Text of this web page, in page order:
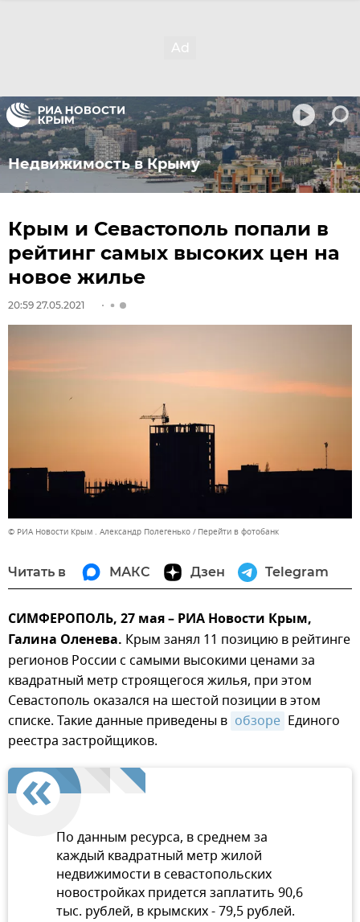
Недвижимость в Крыму
Крым и Севастополь попали в
рейтинг самых высоких цен на
новое жилье
20:59 27.05.2021
© РИА Новости Крым . Александр Полегенько Перейти в фотобанк
Читать в МАКС Дзен Telegram
СИМФЕРОПОЛЬ, 27 мая – РИА Новости Крым,
Галина Оленева. Крым занял 11 позицию в рейтинге
регионов России с самыми высокими ценами за
квадратный метр строящегося жилья, при этом
Севастополь оказался на шестой позиции в этом
списке. Такие данные приведены в обзоре Единого
реестра застройщиков.
По данным ресурса, в среднем за
каждый квадратный метр жилой
недвижимости в севастопольских
новостройках придется заплатить 90,6
тыс. рублей, в крымских - 79,5 рублей.